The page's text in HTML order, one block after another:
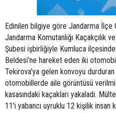
Edinilen bilgiye göre Jandarma İlçe
Jandarma Komutanlığı Kaçakçılık
Şubesi işbirliğiyle Kumluca
Beldesi'ne hareket eden iki
Tekirova'ya gelen konvoyu
otomobillerde aile görüntüsü
kasasındaki kaçakları yakaladı.
11'i yabancı uyruklu 12 kişilik insan